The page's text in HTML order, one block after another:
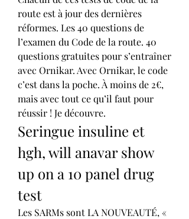
route est à jour des dernières
réformes. Les 40 questions de
l’examen du Code de la route. 40
questions gratuites pour s’entraîner
avec Ornikar. Avec Ornikar, le code
c’est dans la poche. À moins de 2€,
mais avec tout ce qu’il faut pour
réussir ! Je découvre.
Seringue insuline et
hgh, will anavar show
up on a 10 panel drug
test
Les SARMs sont LA NOUVEAUTÉ, «